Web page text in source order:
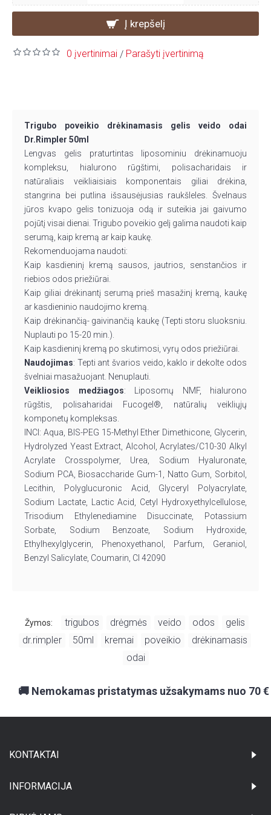
Į krepšelį
0 įvertinimai / Parašyti įvertinimą
Trigubo poveikio drėkinamasis gelis veido odai
Dr.Rimpler 50ml
Lengvas gelis praturtintas liposominiu drėkinamuoju
kompleksu, hialurono rūgštimi, polisacharidais ir
natūraliais veikliaisiais komponentais giliai drėkina,
stangrina bei putlina išsausėjusias raukšleles. Švelnaus
jūros kvapo gelis tonizuoja odą ir suteikia jai gaivumo
pojūtį visai dienai. Trigubo poveikio gelį galima naudoti kaip
serumą, kaip kremą ar kaip kaukę.
Rekomenduojama naudoti:
Kaip kasdieninį kremą sausos, jautrios, senstančios ir
riebios odos priežiūrai.
Kaip giliai drėkinantį serumą prieš masažinį kremą, kaukę
ar kasdieninio naudojimo kremą.
Kaip drėkinančią- gaivinančią kaukę (Tepti storu sluoksniu.
Nuplauti po 15-20 min.).
Kaip kasdieninį kremą po skutimosi, vyrų odos priežiūrai.
Naudojimas: Tepti ant švarios veido, kaklo ir dekolte odos
švelniai masažuojant. Nenuplauti.
Veikliosios medžiagos: Liposomų NMF, hialurono
rūgštis, polisaharidai Fucogel®, natūralių veikliųjų
komponetų kompleksas.
INCI: Aqua, BIS-PEG 15-Methyl Ether Dimethicone, Glycerin,
Hydrolyzed Yeast Extract, Alcohol, Acrylates/C10-30 Alkyl
Acrylate Crosspolymer, Urea, Sodium Hyaluronate,
Sodium PCA, Biosaccharide Gum-1, Natto Gum, Sorbitol,
Lecithin, Polyglucuronic Acid, Glyceryl Polyacrylate,
Sodium Lactate, Lactic Acid, Cetyl Hydroxyethylcellulose,
Trisodium Ethylenediamine Disuccinate, Potassium
Sorbate, Sodium Benzoate, Sodium Hydroxide,
Ethylhexylglycerin, Phenoxyethanol, Parfum, Geraniol,
Benzyl Salicylate, Coumarin, CI 42090
Žymos: trigubos drėgmės veido odos gelis
dr.rimpler 50ml kremai poveikio drėkinamasis
odai
🚚 Nemokamas pristatymas užsakymams nuo 70 €
KONTAKTAI
INFORMACIJA